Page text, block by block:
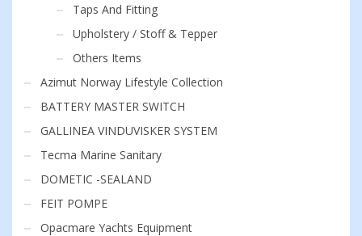
Taps And Fitting
Upholstery / Stoff & Tepper
Others Items
Azimut Norway Lifestyle Collection
BATTERY MASTER SWITCH
GALLINEA VINDUVISKER SYSTEM
Tecma Marine Sanitary
DOMETIC -SEALAND
FEIT POMPE
Opacmare Yachts Equipment